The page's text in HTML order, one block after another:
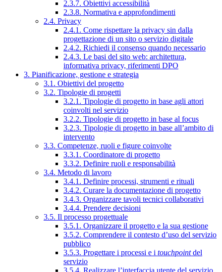
2.3.7. Obiettivi accessibilità
2.3.8. Normativa e approfondimenti
2.4. Privacy
2.4.1. Come rispettare la privacy sin dalla
progettazione di un sito o servizio digitale
2.4.2. Richiedi il consenso quando necessario
2.4.3. Le basi del sito web: architettura,
informativa privacy, riferimenti DPO
3. Pianificazione, gestione e strategia
3.1. Obiettivi del progetto
3.2. Tipologie di progetti
3.2.1. Tipologie di progetto in base agli attori
coinvolti nel servizio
3.2.2. Tipologie di progetto in base al focus
3.2.3. Tipologie di progetto in base all’ambito di
intervento
3.3. Competenze, ruoli e figure coinvolte
3.3.1. Coordinatore di progetto
3.3.2. Definire ruoli e responsabilità
3.4. Metodo di lavoro
3.4.1. Definire processi, strumenti e rituali
3.4.2. Curare la documentazione di progetto
3.4.3. Organizzare tavoli tecnici collaborativi
3.4.4. Prendere decisioni
3.5. Il processo progettuale
3.5.1. Organizzare il progetto e la sua gestione
3.5.2. Comprendere il contesto d’uso del servizio
pubblico
3.5.3. Progettare i processi e i touchpointdel
servizio
3.5.4. Realizzare l’interfaccia utente del servizio